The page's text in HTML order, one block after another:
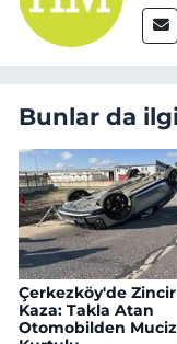
Bunlar da
Çerkezköy'de
Kaza: Takla Atan
Otomobilden